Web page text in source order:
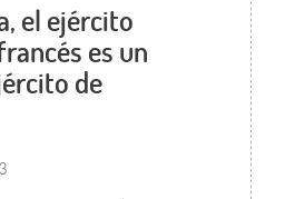
el ejército
es un
de